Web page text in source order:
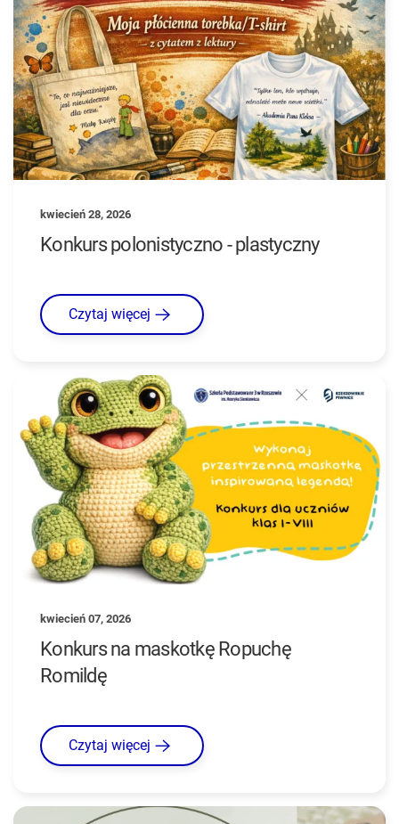
kwiecień 28, 2026
Konkurs polonistyczno - plastyczny
Czytaj więcej
kwiecień 07, 2026
Konkurs na maskotkę Ropuchę
Romildę
Czytaj więcej